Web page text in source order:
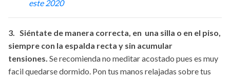
este 2020
3. Siéntate de manera correcta, en una silla o en el piso,
siempre con la espalda recta y sin acumular
tensiones. Se recomienda no meditar acostado pues es muy
facil quedarse dormido. Pon tus manos relajadas sobre tus